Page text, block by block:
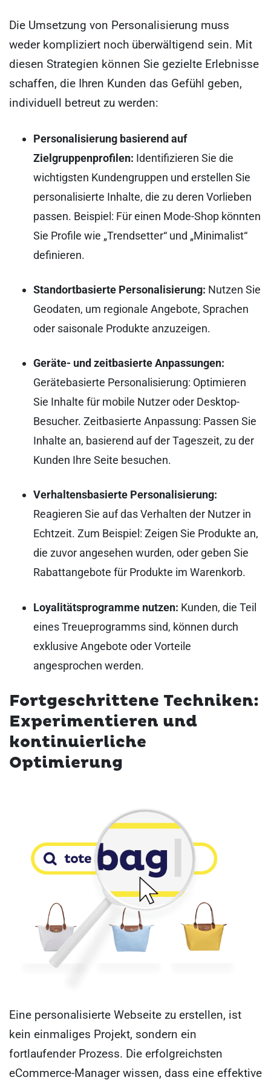
Die Umsetzung von Personalisierung muss
weder kompliziert noch überwältigend sein. Mit
diesen Strategien können Sie gezielte Erlebnisse
schaffen, die Ihren Kunden das Gefühl geben,
individuell betreut zu werden:
Personalisierung basierend auf
Zielgruppenprofilen: Identifizieren Sie die
wichtigsten Kundengruppen und erstellen Sie
personalisierte Inhalte, die zu deren Vorlieben
passen. Beispiel: Für einen Mode-Shop könnten
Sie Profile wie „Trendsetter“ und „Minimalist“
definieren.
Standortbasierte Personalisierung: Nutzen Sie
Geodaten, um regionale Angebote, Sprachen
oder saisonale Produkte anzuzeigen.
Geräte- und zeitbasierte Anpassungen:
Gerätebasierte Personalisierung: Optimieren
Sie Inhalte für mobile Nutzer oder Desktop-
Besucher. Zeitbasierte Anpassung: Passen Sie
Inhalte an, basierend auf der Tageszeit, zu der
Kunden Ihre Seite besuchen.
Verhaltensbasierte Personalisierung:
Reagieren Sie auf das Verhalten der Nutzer in
Echtzeit. Zum Beispiel: Zeigen Sie Produkte an,
die zuvor angesehen wurden, oder geben Sie
Rabattangebote für Produkte im Warenkorb.
Loyalitätsprogramme nutzen: Kunden, die Teil
eines Treueprogramms sind, können durch
exklusive Angebote oder Vorteile
angesprochen werden.
Fortgeschrittene Techniken:
Experimentieren und
kontinuierliche
Optimierung
Eine personalisierte Webseite zu erstellen, ist
kein einmaliges Projekt, sondern ein
fortlaufender Prozess. Die erfolgreichsten
eCommerce-Manager wissen, dass eine effektive